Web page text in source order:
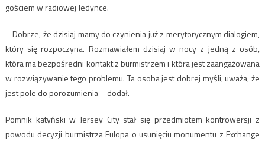
gościem w radiowej Jedynce.
– Dobrze, że dzisiaj mamy do czynienia już z merytorycznym dialogiem,
który się rozpoczyna. Rozmawiałem dzisiaj w nocy z jedną z osób,
która ma bezpośredni kontakt z burmistrzem i która jest zaangażowana
w rozwiązywanie tego problemu. Ta osoba jest dobrej myśli, uważa, że
jest pole do porozumienia – dodał.
Pomnik katyński w Jersey City stał się przedmiotem kontrowersji z
powodu decyzji burmistrza Fulopa o usunięciu monumentu z Exchange